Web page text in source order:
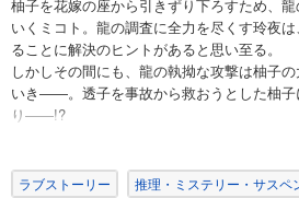
柚子を花嫁の座から引きずり下ろすため、
いくミコト。龍の調査に全力を尽くす玲夜
ることに解決のヒントがあると思い至る。
しかしその間にも、龍の執拗な攻撃は柚子
いき――。透子を事故から救おうとした柚子
り――!?
大ヒット和風あやかしシンデレラストーリ
されています。重複購入にご注意ください)
ラブストーリー 推理・ミステリー・サスペ